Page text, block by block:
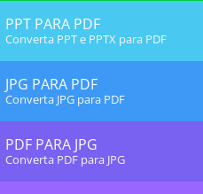
PPT PARA PDF
Converta PPT e PPTX para PDF
JPG PARA PDF
Converta JPG para PDF
PDF PARA JPG
Converta PDF para JPG